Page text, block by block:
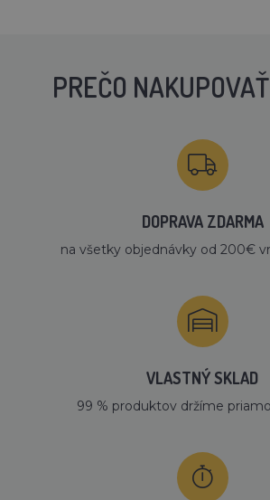
PREČO
DOPRAVA ZDARMA
na všetky objednávky od 200€
VLASTNÝ SKLAD
99 % produktov držíme